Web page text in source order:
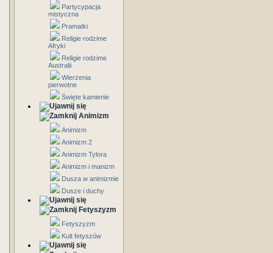
Partycypacja
mistyczna
Pramatki
Religie rodzime
Afryki
Religie rodzime
Australii
Wierzenia
pierwotne
Święte kamienie
Animizm
Animizm
Animizm 2
Animizm Tylora
Animizm i manizm
Dusza w animizmie
Dusze i duchy
Fetyszyzm
Fetyszyzm
Kult fetyszów